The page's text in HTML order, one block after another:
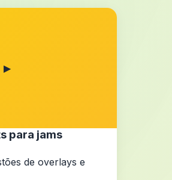
▶
para jams
de overlays e